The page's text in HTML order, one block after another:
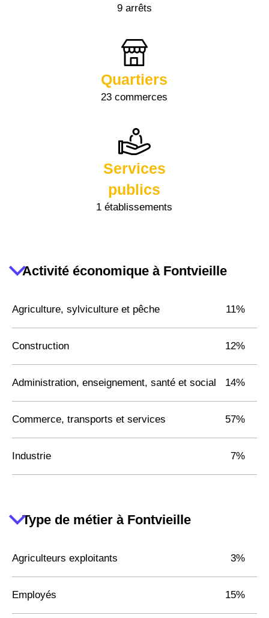
9 arrêts
Quartiers
23 commerces
Services
publics
1 établissements
Activité économique à Fontvieille
Agriculture, sylviculture et pêche 11%
Construction 12%
Administration, enseignement, santé et social 14%
Commerce, transports et services 57%
Industrie 7%
Type de métier à Fontvieille
Agriculteurs exploitants 3%
Employés 15%